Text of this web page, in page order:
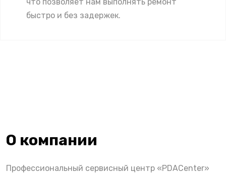
быстро и без задержек.
О компании
Профессиональный сервисный центр «PDACenter»